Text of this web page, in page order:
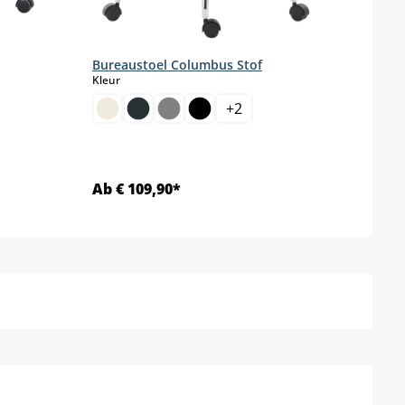
Bureaustoel Columbus Stof
Kleurselect
+2
Ab € 109,90*